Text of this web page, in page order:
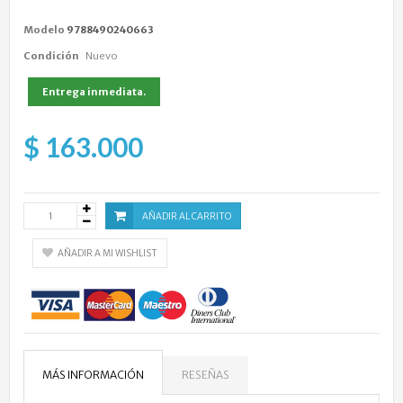
Modelo 9788490240663
Condición Nuevo
Entrega inmediata.
$ 163.000
AÑADIR AL CARRITO
AÑADIR A MI WISHLIST
MÁS INFORMACIÓN RESEÑAS